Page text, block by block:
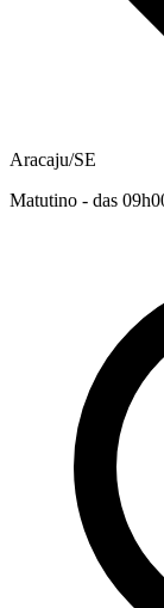
Aracaju/SE
Matutino - das